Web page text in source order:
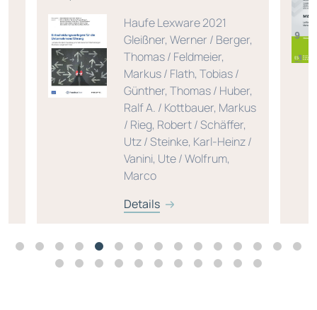
Haufe Lexware 2021
Gleißner, Werner / Berger,
Thomas / Feldmeier,
Markus / Flath, Tobias /
Günther, Thomas / Huber,
Ralf A. / Kottbauer, Markus
/ Rieg, Robert / Schäffer,
Utz / Steinke, Karl-Heinz /
Vanini, Ute / Wolfrum,
Marco
Details